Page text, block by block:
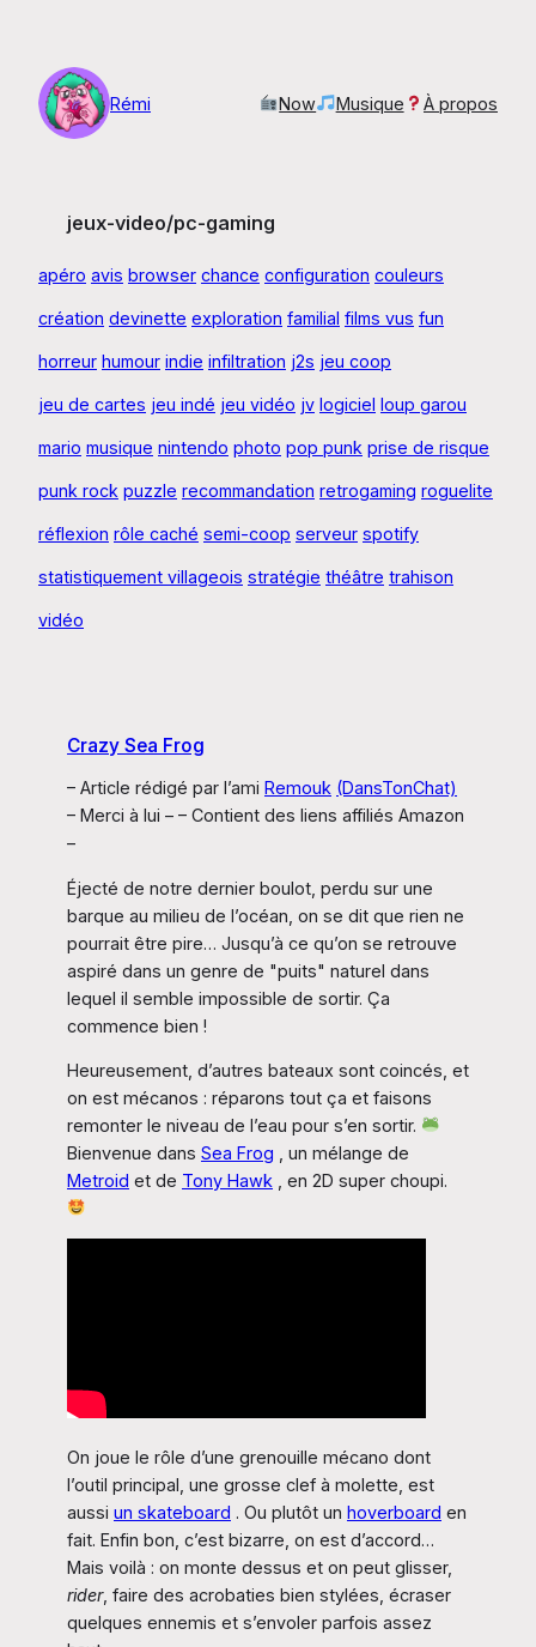
contenu
Rémi
Now Musique À propos
jeux-video/pc-gaming
apéro avis browser chance configuration couleurs
création devinette exploration familial films vus fun
horreur humour indie infiltration j2s jeu coop
jeu de cartes jeu indé jeu vidéo jv logiciel loup garou
mario musique nintendo photo pop punk prise de risque
punk rock puzzle recommandation retrogaming roguelite
réflexion rôle caché semi-coop serveur spotify
statistiquement villageois stratégie théâtre trahison
vidéo
Crazy Sea Frog
– Article rédigé par l’ami Remouk (DansTonChat)
– Merci à lui – – Contient des liens affiliés Amazon
–
Éjecté de notre dernier boulot, perdu sur une
barque au milieu de l’océan, on se dit que rien ne
pourrait être pire… Jusqu’à ce qu’on se retrouve
aspiré dans un genre de "puits" naturel dans
lequel il semble impossible de sortir. Ça
commence bien !
Heureusement, d’autres bateaux sont coincés, et
on est mécanos : réparons tout ça et faisons
remonter le niveau de l’eau pour s’en sortir.
Bienvenue dans Sea Frog , un mélange de
Metroid et de Tony Hawk , en 2D super choupi.
On joue le rôle d’une grenouille mécano dont
l’outil principal, une grosse clef à molette, est
aussi un skateboard . Ou plutôt un hoverboard en
fait. Enfin bon, c’est bizarre, on est d’accord…
Mais voilà : on monte dessus et on peut glisser,
rider, faire des acrobaties bien stylées, écraser
quelques ennemis et s’envoler parfois assez